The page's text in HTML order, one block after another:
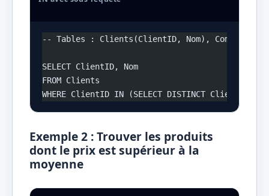
-- Tables : Clients(ClientID, Nom),
SELECT ClientID, Nom
FROM Clients
WHERE ClientID IN (SELECT DISTINCT ClientID
Exemple 2 : Trouver les produits
dont le prix est supérieur à la
moyenne